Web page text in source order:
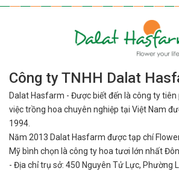
Công ty TNHH Dalat
Dalat Hasfarm - Được biết đến là công ty
việctrồng hoa chuyên nghiệp tại Việt Nam
1994.
Năm 2013 Dalat Hasfarm được tạp chí
Mỹ bình chọn là công ty hoa tươi lớn nhất
- Địa chỉ trụ sở: 450 Nguyên Tử Lực, Phường